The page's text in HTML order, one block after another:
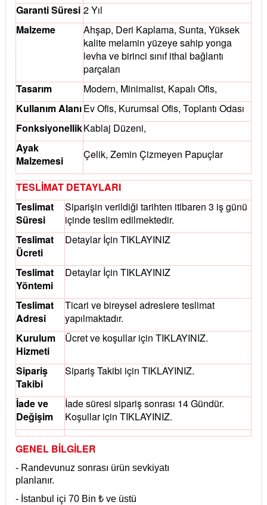
Garanti Süresi 2 Yıl
Malzeme
Ahşap, Deri Kaplama, Sunta, Yüksek
kalite melamin yüzeye sahip yonga
levha ve birinci sınıf ithal bağlantı
parçaları
Tasarım
Modern, Minimalist, Kapalı Ofis,
Kullanım AlanıEv Ofis, Kurumsal Ofis, Toplantı Odası
FonksiyonellikKablaj Düzeni,
Ayak
Malzemesi
Çelik, Zemin Çizmeyen Papuçlar
TESLİMAT DETAYLARI
Teslimat
Süresi
Siparişin verildiği tarihten itibaren 3 iş günü
içinde teslim edilmektedir.
Teslimat
Ücreti
Detaylar İçin TIKLAYINIZ
Teslimat
Yöntemi
Detaylar İçin TIKLAYINIZ
Teslimat
Adresi
Ticari ve bireysel adreslere teslimat
yapılmaktadır.
Kurulum
Hizmeti
Ücret ve koşullar için TIKLAYINIZ.
Sipariş
Takibi
Sipariş Takibi için TIKLAYINIZ.
İade ve
Değişim
İade süresi sipariş sonrası 14 Gündür.
Koşullar için TIKLAYINIZ.
GENEL BİLGİLER
- Randevunuz sonrası ürün sevkiyatı
planlanır.
- İstanbul içi 70 Bin ₺ ve üstü